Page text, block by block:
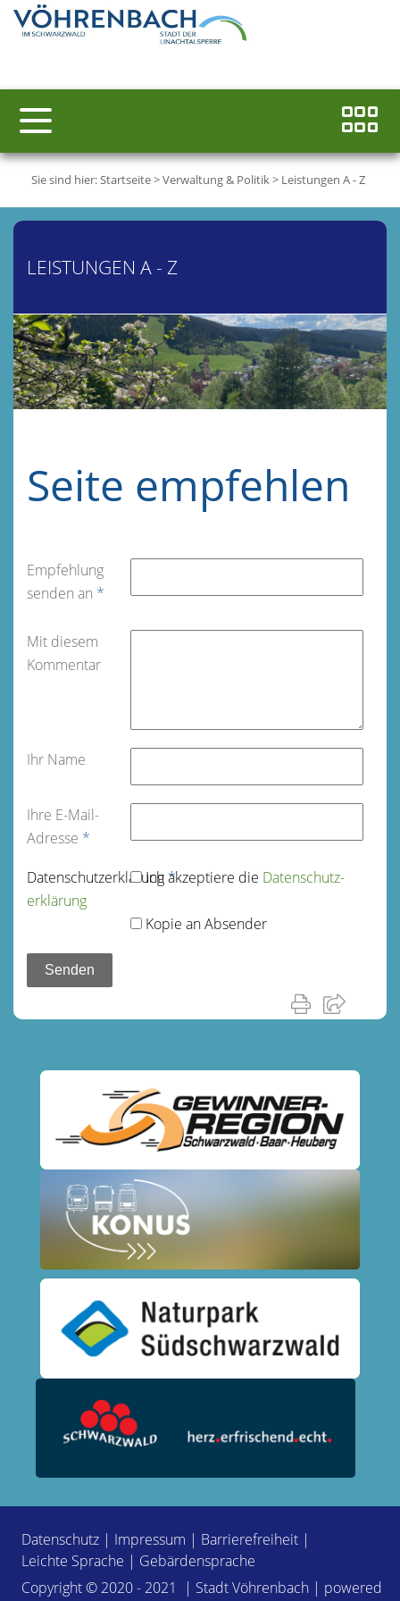
Sie sind hier:Startseite>Verwaltung & Politik> Leistungen A - Z
LEISTUNGEN A - Z
Seite empfehlen
Empfehlung
senden an *
Mit diesem
Kommentar
Ihr Name
Ihre E-Mail-
Adresse *
Datenschutz­erklärung*
Ich akzeptiere die Datenschutz­
erklärung
Kopie an Absender
Datenschutz | Impressum | Barrierefreiheit |
Leichte Sprache | Gebärdensprache
Copyright © 2020 - 2021 | Stadt Vöhrenbach | powered